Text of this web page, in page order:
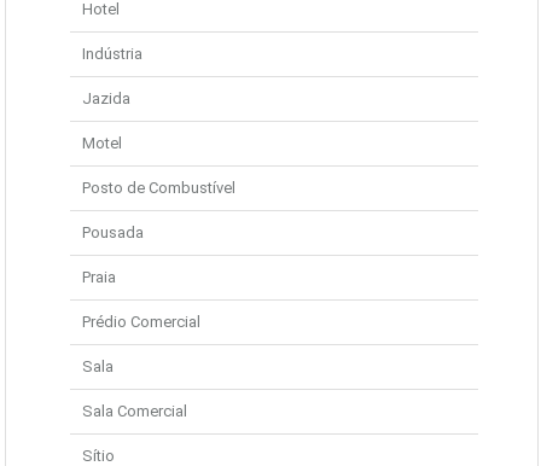
Hotel
Indústria
Jazida
Motel
Posto de Combustível
Pousada
Praia
Prédio Comercial
Sala
Sala Comercial
Sítio